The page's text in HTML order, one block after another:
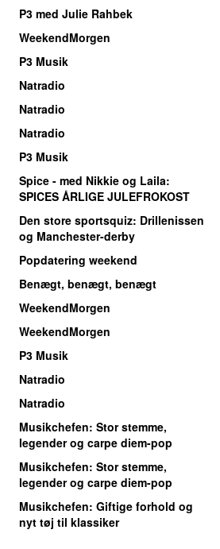
P3 med Julie Rahbek
WeekendMorgen
P3 Musik
Natradio
Natradio
Natradio
P3 Musik
Spice - med Nikkie og Laila:
SPICES ÅRLIGE JULEFROKOST
Den store sportsquiz: Drillenissen
og Manchester-derby
Popdatering weekend
Benægt, benægt, benægt
WeekendMorgen
WeekendMorgen
P3 Musik
Natradio
Natradio
Musikchefen: Stor stemme,
legender og carpe diem-pop
Musikchefen: Stor stemme,
legender og carpe diem-pop
Musikchefen: Giftige forhold og
nyt tøj til klassiker